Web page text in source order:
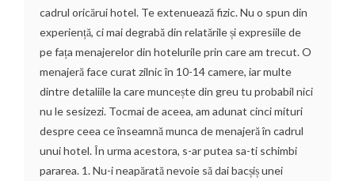
cadrul oricărui hotel. Te extenuează fizic. Nu o spun din
experiență, ci mai degrabă din relatările și expresiile de
pe fața menajerelor din hotelurile prin care am trecut. O
menajeră face curat zilnic în 10-14 camere, iar multe
dintre detaliile la care muncește din greu tu probabil nici
nu le sesizezi. Tocmai de aceea, am adunat cinci mituri
despre ceea ce înseamnă munca de menajeră în cadrul
unui hotel. În urma acestora, s-ar putea sa-ti schimbi
pararea. 1. Nu-i neapărată nevoie să dai bacșiș unei